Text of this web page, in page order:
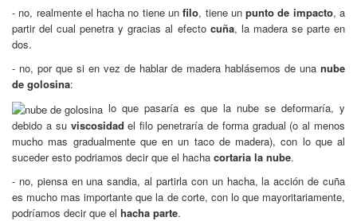
- no, realmente el hacha no tiene unfilo, tiene unpunto de impacto, a
partir del cual penetra y gracias al efecto cuña, la madera se parte en
dos.
- no, por que si en vez de hablar de madera hablásemos de una nube
de golosina:
lo que pasaría es que la nube se deformaría, y
debido a su viscosidadel filo penetraría de forma gradual (o al menos
mucho mas gradualmente que en un taco de madera), con lo que al
suceder esto podriamos decir que el hacha cortaria la nube.
- no, piensa en una sandia, al partirla con un hacha, la acción de cuña
es mucho mas importante que la de corte, con lo que mayoritariamente,
podríamos decir que el hacha parte.